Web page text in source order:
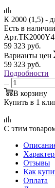
К 2000 (1,5) -
Есть в наличии
Арт.
59 323 руб.
Варианты цен
59 323 руб.
Подробности
В корзину
Купить в 1
С этим
Отзывы
Как
Оплата